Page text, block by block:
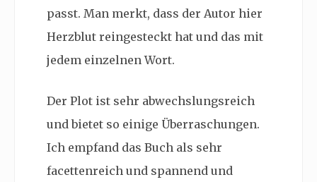
passt. Man merkt, dass der Autor hier
Herzblut reingesteckt hat und das mit
jedem einzelnen Wort.
Der Plot ist sehr abwechslungsreich
und bietet so einige Überraschungen.
Ich empfand das Buch als sehr
facettenreich und spannend und